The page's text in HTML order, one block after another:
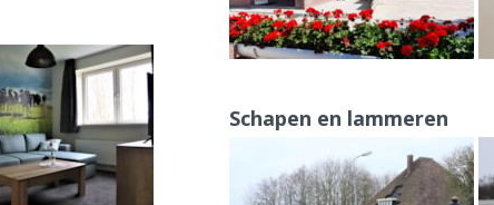
Schapen en lammeren